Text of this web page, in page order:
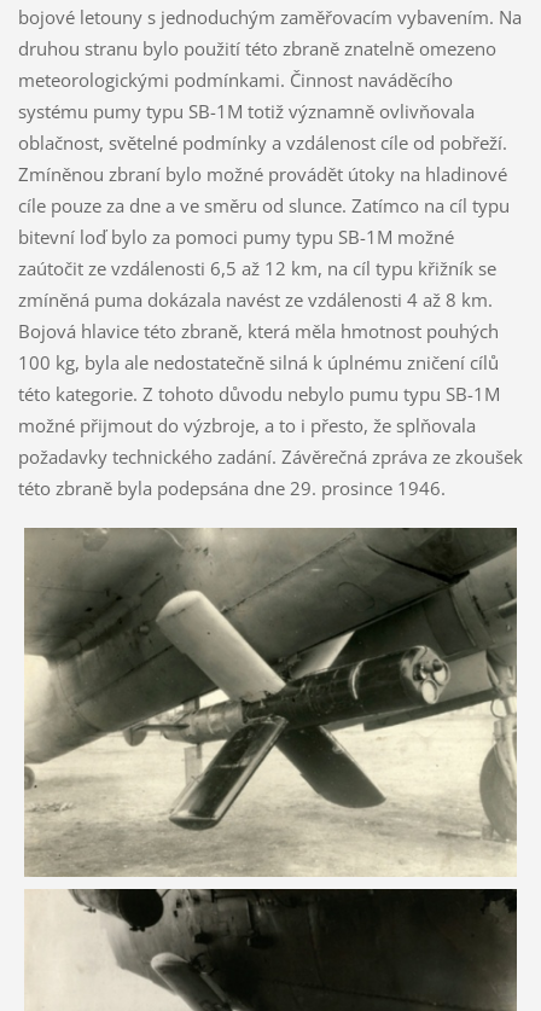
bojové letouny s jednoduchým zaměřovacím vybavením. Na
druhou stranu bylo použití této zbraně znatelně omezeno
meteorologickými podmínkami. Činnost naváděcího
systému pumy typu SB-1M totiž významně ovlivňovala
oblačnost, světelné podmínky a vzdálenost cíle od pobřeží.
Zmíněnou zbraní bylo možné provádět útoky na hladinové
cíle pouze za dne a ve směru od slunce. Zatímco na cíl typu
bitevní loď bylo za pomoci pumy typu SB-1M možné
zaútočit ze vzdálenosti 6,5 až 12 km, na cíl typu křižník se
zmíněná puma dokázala navést ze vzdálenosti 4 až 8 km.
Bojová hlavice této zbraně, která měla hmotnost pouhých
100 kg, byla ale nedostatečně silná k úplnému zničení cílů
této kategorie. Z tohoto důvodu nebylo pumu typu SB-1M
možné přijmout do výzbroje, a to i přesto, že splňovala
požadavky technického zadání. Závěrečná zpráva ze zkoušek
této zbraně byla podepsána dne 29. prosince 1946.